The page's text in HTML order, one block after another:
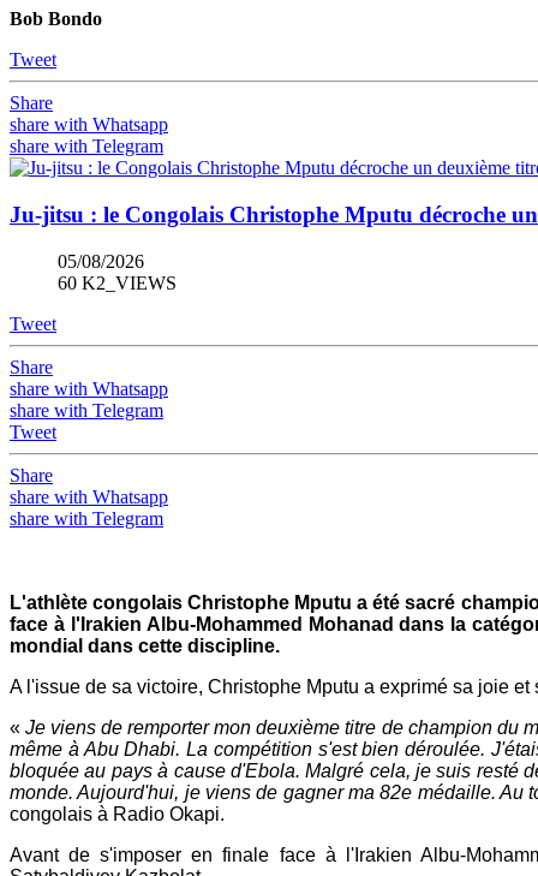
Bob Bondo
Tweet
Share
share with Whatsapp
share with Telegram
Ju-jitsu : le Congolais Christophe Mputu décroche
05/08/2026
60 K2_VIEWS
Tweet
Share
share with Whatsapp
share with Telegram
Tweet
Share
share with Whatsapp
share with Telegram
L'athlète congolais Christophe Mputu a été sacré
face à l'Irakien Albu-Mohammed Mohanad dans la
mondial dans cette discipline.
A l'issue de sa victoire, Christophe Mputu a exprimé sa joie
«Je viens de remporter mon deuxième titre de champion du
même à Abu Dhabi. La compétition s'est bien déroulée.
bloquée au pays à cause d'Ebola. Malgré cela, je suis resté
monde. Aujourd'hui, je viens de gagner ma 82e médaille.
congolais à Radio Okapi.
Avant de s'imposer en finale face à l'Irakien Albu-